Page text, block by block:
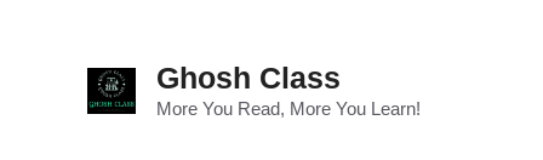
Ghosh Class
More You Read, More You Learn!